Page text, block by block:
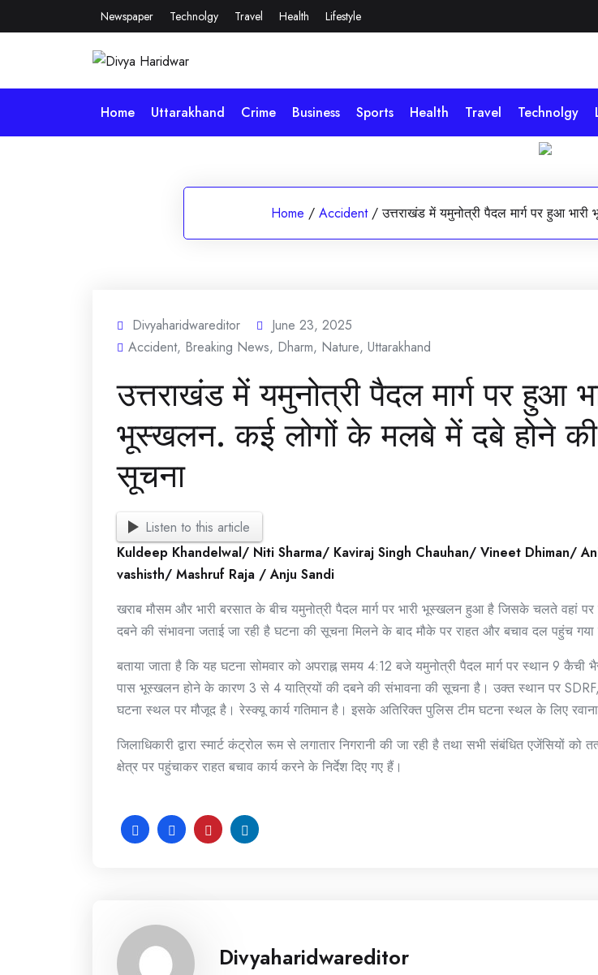
to
Newspaper Technolgy Travel Health Lifestyle
Home Uttarakhand Crime Business Sports Health Travel Technolgy
Home / Accident / उत्तराखंड में यमुनोत्री पैदल मार्ग पर हुआ
Divyaharidwareditor
June 23, 2025
Accident, Breaking News, Dharm, Nature, Uttarakhand
उत्तराखंड में यमुनोत्री पैदल मार्ग पर हुआ
भूस्खलन. कई लोगों के मलबे में दबे होने की
सूचना
Listen to this article
Kuldeep Khandelwal/ Niti Sharma/ Kaviraj Singh Chauhan/ Vineet Dhiman/
vashisth/ Mashruf Raja / Anju Sandi
खराब मौसम और भारी बरसात के बीच यमुनोत्री पैदल मार्ग पर भारी भूस्खलन हुआ है जिसके चलते वहां पर
दबने की संभावना जताई जा रही है घटना की सूचना मिलने के बाद मौके पर राहत और बचाव दल पहुंच गया
बताया जाता है कि यह घटना सोमवार को अपराह्न समय 4:12 बजे यमुनोत्री पैदल मार्ग पर स्थान 9 कैची
पास भूस्खलन होने के कारण 3 से 4 यात्रियों की दबने की संभावना की सूचना है। उक्त स्थान पर
घटना स्थल पर मौजूद है। रेस्क्यू कार्य गतिमान है। इसके अतिरिक्त पुलिस टीम घटना स्थल के लिए
जिलाधिकारी द्वारा स्मार्ट कंट्रोल रूम से लगातार निगरानी की जा रही है तथा सभी संबंधित एजेंसियों को
क्षेत्र पर पहुंचाकर राहत बचाव कार्य करने के निर्देश दिए गए हैं।
Divyaharidwareditor